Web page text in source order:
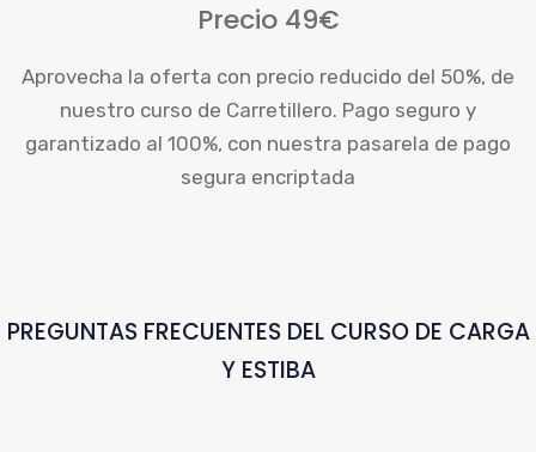
Precio 49€
Aprovecha la oferta con precio reducido del 50%, de
nuestro curso de Carretillero. Pago seguro y
garantizado al 100%, con nuestra pasarela de pago
segura encriptada
PREGUNTAS FRECUENTES DEL CURSO DE CARGA
Y ESTIBA